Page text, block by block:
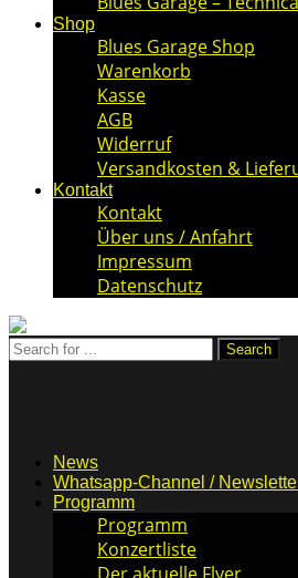
Shop
Blues Garage Shop
Warenkorb
Kasse
AGB
Widerruf
Versandkosten &
Kontakt
Kontakt
Über uns / Anfahrt
Impressum
Datenschutz
News
Whatsapp-Channel /
Programm
Programm
Konzertliste